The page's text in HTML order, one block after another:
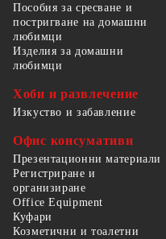
Пособия за сресване и
постригване на домашни
любимци
Изделия за домашни
любимци
Хоби и развлечение
Изкуство и забавление
Офис консумативи
Презентационни материали
Регистриране и
организиране
Office Equipment
Куфари
Козметични и тоалетни